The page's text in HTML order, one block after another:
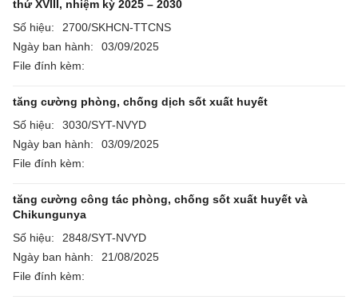
thứ XVIII, nhiệm kỳ 2025 – 2030
Số hiệu:
2700/SKHCN-TTCNS
Ngày ban hành:
03/09/2025
File đính kèm:
tăng cường phòng, chống dịch sốt xuất huyết
Số hiệu:
3030/SYT-NVYD
Ngày ban hành:
03/09/2025
File đính kèm:
tăng cường công tác phòng, chống sốt xuất huyết và
Chikungunya
Số hiệu:
2848/SYT-NVYD
Ngày ban hành:
21/08/2025
File đính kèm: